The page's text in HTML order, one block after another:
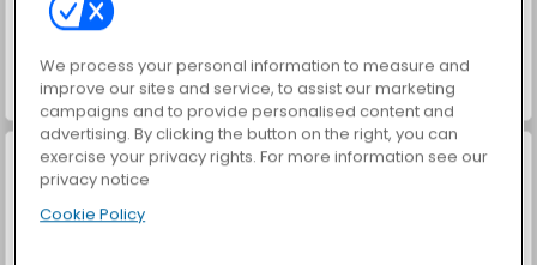
World War 2 Shooter Car Parking City Duel
We process your personal information to measure and
improve our sites and service, to assist our marketing
campaigns and to provide personalised content and
advertising. By clicking the button on the right, you can
exercise your privacy rights. For more information see our
privacy notice
Cookie Policy